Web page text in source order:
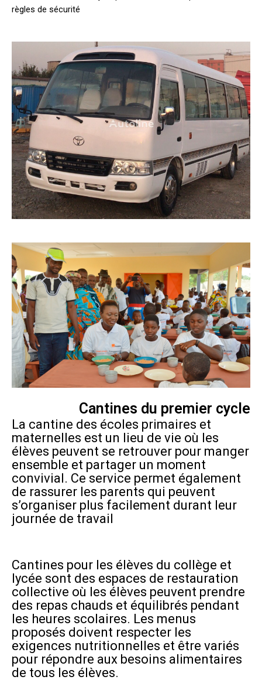
règles de sécurité
Cantines du premier cycle
La cantine des écoles primaires et
maternelles est un lieu de vie où les
élèves peuvent se retrouver pour manger
ensemble et partager un moment
convivial. Ce service permet également
de rassurer les parents qui peuvent
s’organiser plus facilement durant leur
journée de travail
Cantines pour les élèves du collège et
lycée sont des espaces de restauration
collective où les élèves peuvent prendre
des repas chauds et équilibrés pendant
les heures scolaires. Les menus
proposés doivent respecter les
exigences nutritionnelles et être variés
pour répondre aux besoins alimentaires
de tous les élèves.